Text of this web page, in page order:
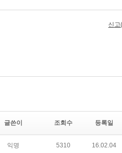
글쓴이 조회수 등록일
익명 5310 16.02.04